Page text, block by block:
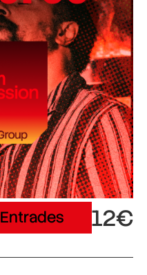
Entrades 12€